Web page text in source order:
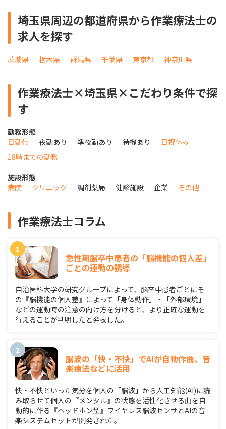
埼玉県周辺の都道府県から作業療法士の
求人を探す
茨城県 栃木県 群馬県 千葉県 東京都 神奈川県
作業療法士×埼玉県×こだわり条件で探
す
勤務形態
日勤帯
夜勤あり 準夜勤あり 待機あり
日祝休み
18時までの勤務
施設形態
病院
クリニック 調剤薬局 健診施設 企業 その他
作業療法士コラム
急性期脳卒中患者の「脳機能の個人差」
ごとの運動の誘導
自治医科大学の研究グループによって、脳卒中患者ごとにそ
の『脳機能の個人差』によって「身体動作」・「外部環境」
などの運動時の注意の向け方を分けると、より正確な運動を
行えることが判明したと発表した。
脳波の「快・不快」でAIが自動作曲、音
楽療法などに活用
快・不快といった気分を個人の「脳波」から人工知能(AI)に読
み取らせて個人の『メンタル』の状態を活性化させる曲を自
動的に作る『ヘッドホン型』ワイヤレス脳波センサとAIの音
楽システムセットが開発された。